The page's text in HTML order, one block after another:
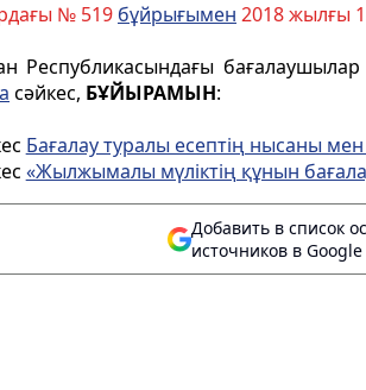
№ 519 бұйрығымен 2018 жылғы
Республикасындағы
сәйкес, БҰЙЫРАМЫН:
Бағалау туралы есептің нысаны
«Жылжымалы мүліктің құнын
Добавить в список
источников в Google